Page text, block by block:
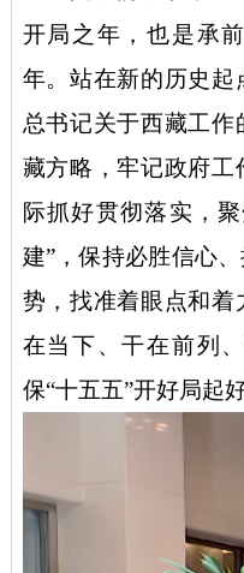
开局之年，也是承
年。站在新的历史
总书记关于西藏工
藏方略，牢记政府工
际抓好贯彻落实，
建”，保持必胜信心
势，找准着眼点和
在当下、干在前列
保“十五五”开好局起好